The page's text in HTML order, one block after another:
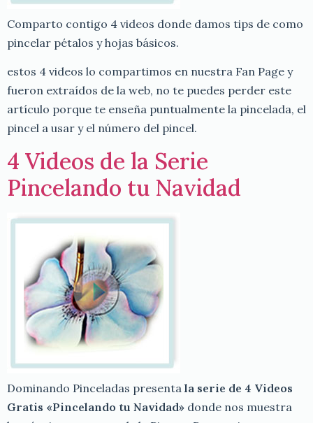
Comparto contigo 4 videos donde damos tips de como
pincelar pétalos y hojas básicos.
estos 4 videos lo compartimos en nuestra Fan Page y
fueron extraídos de la web, no te puedes perder este
artículo porque te enseña puntualmente la pincelada, el
pincel a usar y el número del pincel.
4 Videos de la Serie
Pincelando tu Navidad
Dominando Pinceladas presenta la serie de 4 Videos
Gratis «Pincelando tu Navidad» donde nos muestra